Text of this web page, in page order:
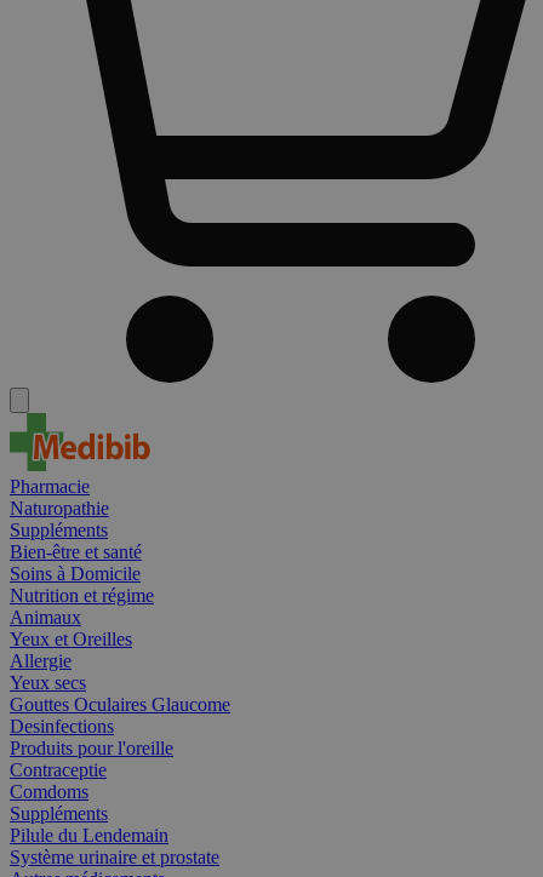
Pharmacie
Naturopathie
Suppléments
Bien-être et santé
Soins à Domicile
Nutrition et régime
Animaux
Yeux et Oreilles
Allergie
Yeux secs
Gouttes Oculaires Glaucome
Desinfections
Produits pour l'oreille
Contraceptie
Comdoms
Suppléments
Pilule du Lendemain
Système urinaire et prostate